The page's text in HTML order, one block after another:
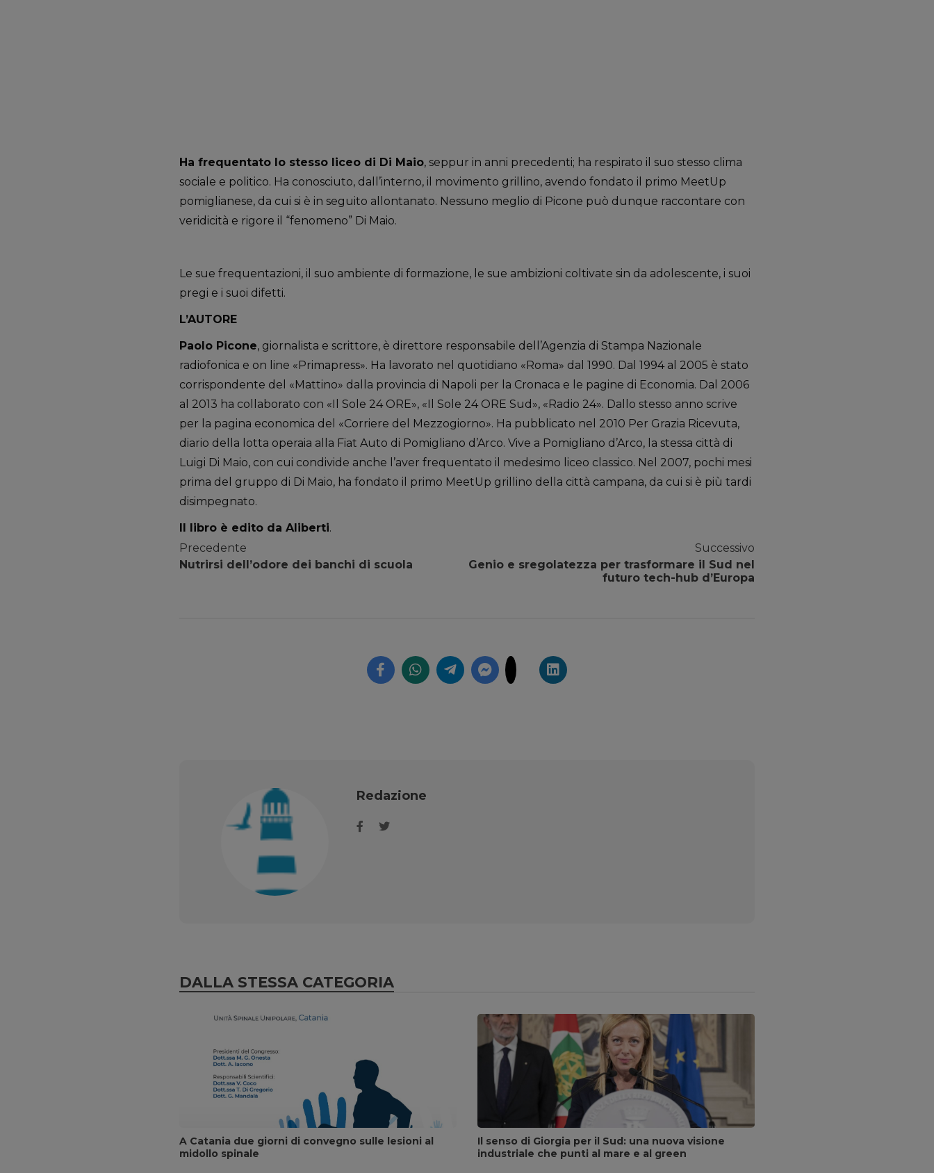
Ha frequentato lo stesso liceo di Di Maio, seppur in anni precedenti; ha respirato il suo stesso clima
sociale e politico. Ha conosciuto, dall’interno, il movimento grillino, avendo fondato il primo MeetUp
pomiglianese, da cui si è in seguito allontanato. Nessuno meglio di Picone può dunque raccontare con
veridicità e rigore il “fenomeno” Di Maio.
Le sue frequentazioni, il suo ambiente di formazione, le sue ambizioni coltivate sin da adolescente, i suoi
pregi e i suoi difetti.
L’AUTORE
Paolo Picone, giornalista e scrittore, è direttore responsabile dell’Agenzia di Stampa Nazionale
radiofonica e on line «Primapress». Ha lavorato nel quotidiano «Roma» dal 1990. Dal 1994 al 2005 è stato
corrispondente del «Mattino» dalla provincia di Napoli per la Cronaca e le pagine di Economia. Dal 2006
al 2013 ha collaborato con «Il Sole 24 ORE», «Il Sole 24 ORE Sud», «Radio 24». Dallo stesso anno scrive
per la pagina economica del «Corriere del Mezzogiorno». Ha pubblicato nel 2010 Per Grazia Ricevuta,
diario della lotta operaia alla Fiat Auto di Pomigliano d’Arco. Vive a Pomigliano d’Arco, la stessa città di
Luigi Di Maio, con cui condivide anche l’aver frequentato il medesimo liceo classico. Nel 2007, pochi mesi
prima del gruppo di Di Maio, ha fondato il primo MeetUp grillino della città campana, da cui si è più tardi
disimpegnato.
Il libro è edito da Aliberti.
Precedente
Nutrirsi dell’odore dei banchi di scuola
Successivo
Genio e sregolatezza per trasformare il Sud nel
futuro tech-hub d’Europa
Redazione
DALLA STESSA CATEGORIA
A Catania due giorni di convegno sulle lesioni al
midollo spinale
Il senso di Giorgia per il Sud: una nuova visione
industriale che punti al mare e al green